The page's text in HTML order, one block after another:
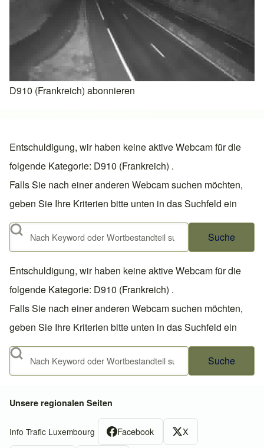
D910 (Frankreich) abonnieren
Entschuldigung, wir haben keine aktive Webcam für die
folgende Kategorie: D910 (Frankreich) .
Falls Sie nach einer anderen Webcam suchen möchten,
geben Sie Ihre Kriterien bitte unten in das Suchfeld ein
Suche
Entschuldigung, wir haben keine aktive Webcam für die
folgende Kategorie: D910 (Frankreich) .
Falls Sie nach einer anderen Webcam suchen möchten,
geben Sie Ihre Kriterien bitte unten in das Suchfeld ein
Suche
Unsere regionalen Seiten
Info Trafic Luxembourg Facebook X